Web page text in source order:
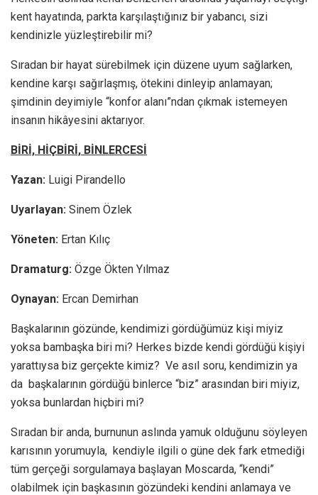
kent hayatında, parkta karşılaştığınız bir yabancı, sizi
kendinizle yüzleştirebilir mi?
Sıradan bir hayat sürebilmek için düzene uyum sağlarken,
kendine karşı sağırlaşmış, ötekini dinleyip anlamayan;
şimdinin deyimiyle “konfor alanı”ndan çıkmak istemeyen
insanın hikâyesini aktarıyor.
BİRİ, HİÇBİRİ, BİNLERCESİ
Yazan: Luigi Pirandello
Uyarlayan: Sinem Özlek
Yöneten: Ertan Kılıç
Dramaturg: Özge Ökten Yılmaz
Oynayan: Ercan Demirhan
Başkalarının gözünde, kendimizi gördüğümüz kişi miyiz
yoksa bambaşka biri mi? Herkes bizde kendi gördüğü kişiyi
yarattıysa biz gerçekte kimiz? Ve asıl soru, kendimizin ya
da başkalarının gördüğü binlerce “biz” arasından biri miyiz,
yoksa bunlardan hiçbiri mi?
Sıradan bir anda, burnunun aslında yamuk olduğunu söyleyen
karısının yorumuyla, kendiyle ilgili o güne dek fark etmediği
tüm gerçeği sorgulamaya başlayan Moscarda, “kendi”
olabilmek için başkasının gözündeki kendini anlamaya ve